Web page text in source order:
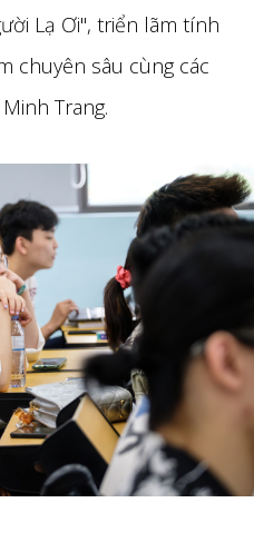
Lạ Ơi", triển lãm tính
chuyên sâu cùng các
Trang.